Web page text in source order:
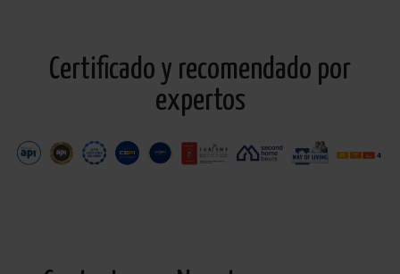
Certificado y recomendado por
expertos